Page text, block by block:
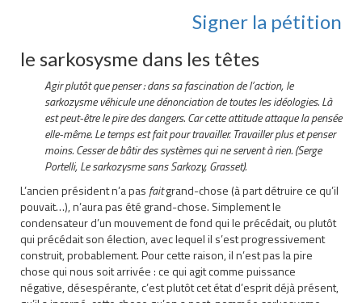
Signer la pétition
le sarkosysme dans les têtes
Agir plutôt que penser : dans sa fascination de l’action, le
sarkozysme véhicule une dénonciation de toutes les idéologies. Là
est peut-être le pire des dangers. Car cette attitude attaque la pensée
elle-même. Le temps est fait pour travailler. Travailler plus et penser
moins. Cesser de bâtir des systèmes qui ne servent à rien. (Serge
Portelli,Le sarkozysme sans Sarkozy, Grasset).
L’ancien président n’a pas faitgrand-chose (à part détruire ce qu’il
pouvait…), n’aura pas été grand-chose. Simplement le
condensateur d’un mouvement de fond qui le précédait, ou plutôt
qui précédait son élection, avec lequel il s’est progressivement
construit, probablement. Pour cette raison, il n’est pas la pire
chose qui nous soit arrivée : ce qui agit comme puissance
négative, désespérante, c’est plutôt cet état d’esprit déjà présent,